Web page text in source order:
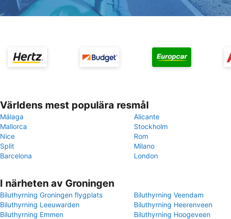
Världens mest populära resmål
Málaga
Alicante
Mallorca
Stockholm
Nice
Rom
Split
Milano
Barcelona
London
I närheten av Groningen
Biluthyrning Groningen flygplats
Biluthyrning Veendam
Biluthyrning Leeuwarden
Biluthyrning Heerenveen
Biluthyrning Emmen
Biluthyrning Hoogeveen